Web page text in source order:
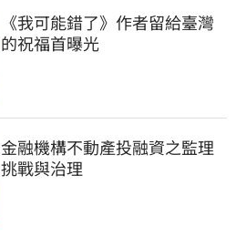
《我可能錯了》作者留給臺灣
的祝福首曝光
金融機構不動產投融資之監理
挑戰與治理